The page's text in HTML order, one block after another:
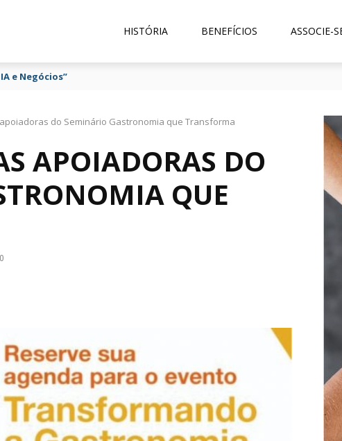
HISTÓRIA BENEFÍCIOS ASSOCIE-
e Negócios”
apoiadoras do Seminário Gastronomia que Transforma
APOIADORAS DO
QUE
0